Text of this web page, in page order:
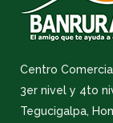
Centro
3er nivel y 4to
Tegucigalpa,